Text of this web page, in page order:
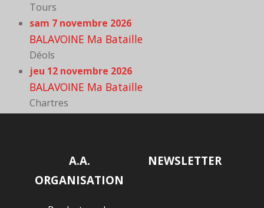
Tours
sam 7 novembre 2026
BALAVOINE Ma Bataille
Déols
jeu 12 novembre 2026
BALAVOINE Ma Bataille
Chartres
A.A.
ORGANISATION
NEWSLETTER